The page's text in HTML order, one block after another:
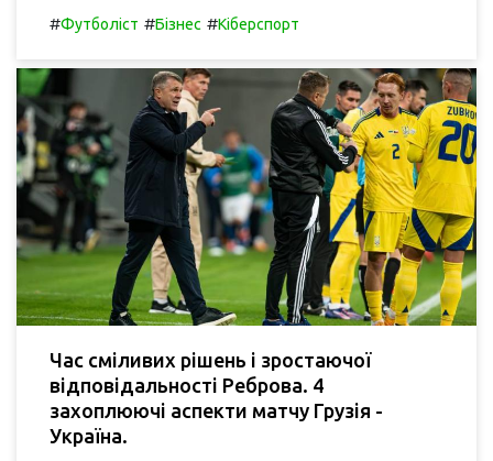
#Футболіст #Бізнес #Кіберспорт
Час сміливих рішень і зростаючої
відповідальності Реброва. 4
захоплюючі аспекти матчу Грузія -
Україна.